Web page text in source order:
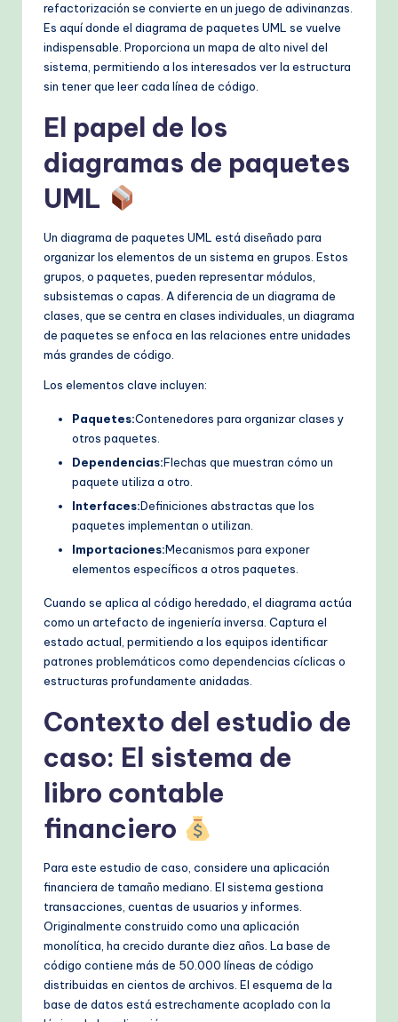
refactorización se convierte en un juego de adivinanzas.
Es aquí donde el diagrama de paquetes UML se vuelve
indispensable. Proporciona un mapa de alto nivel del
sistema, permitiendo a los interesados ver la estructura
sin tener que leer cada línea de código.
El papel de los
diagramas de paquetes
UML
Un diagrama de paquetes UML está diseñado para
organizar los elementos de un sistema en grupos. Estos
grupos, o paquetes, pueden representar módulos,
subsistemas o capas. A diferencia de un diagrama de
clases, que se centra en clases individuales, un diagrama
de paquetes se enfoca en las relaciones entre unidades
más grandes de código.
Los elementos clave incluyen:
Paquetes:Contenedores para organizar clases y
otros paquetes.
Dependencias:Flechas que muestran cómo un
paquete utiliza a otro.
Interfaces:Definiciones abstractas que los
paquetes implementan o utilizan.
Importaciones:Mecanismos para exponer
elementos específicos a otros paquetes.
Cuando se aplica al código heredado, el diagrama actúa
como un artefacto de ingeniería inversa. Captura el
estado actual, permitiendo a los equipos identificar
patrones problemáticos como dependencias cíclicas o
estructuras profundamente anidadas.
Contexto del estudio de
caso: El sistema de
libro contable
financiero
Para este estudio de caso, considere una aplicación
financiera de tamaño mediano. El sistema gestiona
transacciones, cuentas de usuarios y informes.
Originalmente construido como una aplicación
monolítica, ha crecido durante diez años. La base de
código contiene más de 50.000 líneas de código
distribuidas en cientos de archivos. El esquema de la
base de datos está estrechamente acoplado con la